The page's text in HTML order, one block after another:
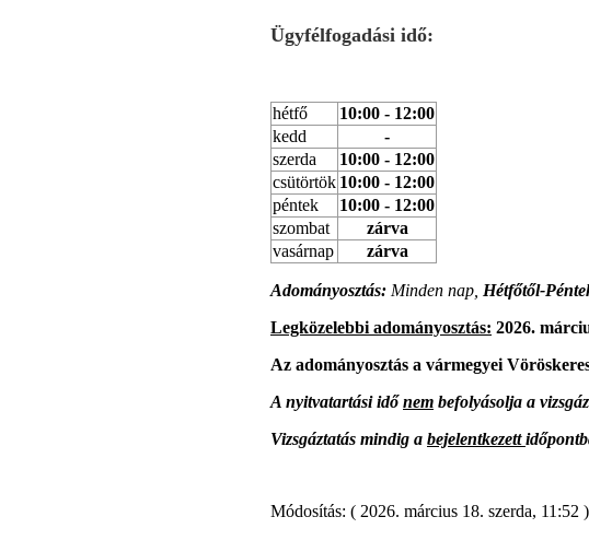
Ügyfélfogadási idő:
hétfő
10:00 - 12:00
kedd
-
szerda
10:00 - 12:00
csütörtök 10:00 - 12:00
péntek
10:00 - 12:00
szombat
zárva
vasárnap
zárva
Adományosztás: Minden nap, Hétfőtől-
Legközelebbi adományosztás: 2026.
Az adományosztás a vármegyei
A nyitvatartási időnem befolyásolja a
Vizsgáztatás mindig a bejelentkezett
Módosítás: ( 2026. március 18. szerda, 11:52 )